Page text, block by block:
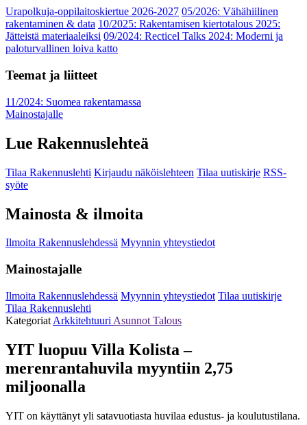
Urapolkuja-oppilaitoskiertue 2026-2027 05/2026: Vähähiilinen
rakentaminen & data 10/2025: Rakentamisen kiertotalous 2025:
Jätteistä materiaaleiksi 09/2024: Recticel Talks 2024: Moderni ja
paloturvallinen loiva katto
Teemat ja liitteet
11/2024: Suomea rakentamassa
Mainostajalle
Lue Rakennuslehteä
Tilaa Rakennuslehti Kirjaudu näköislehteen Tilaa uutiskirje RSS-
syöte
Mainosta & ilmoita
Ilmoita Rakennuslehdessä Myynnin yhteystiedot
Mainostajalle
Ilmoita Rakennuslehdessä Myynnin yhteystiedot Tilaa uutiskirje
Tilaa Rakennuslehti
Kategoriat Arkkitehtuuri Asunnot Talous
YIT luopuu Villa Kolista –
merenrantahuvila myyntiin 2,75
miljoonalla
YIT on käyttänyt yli satavuotiasta huvilaa edustus- ja koulutustilana.